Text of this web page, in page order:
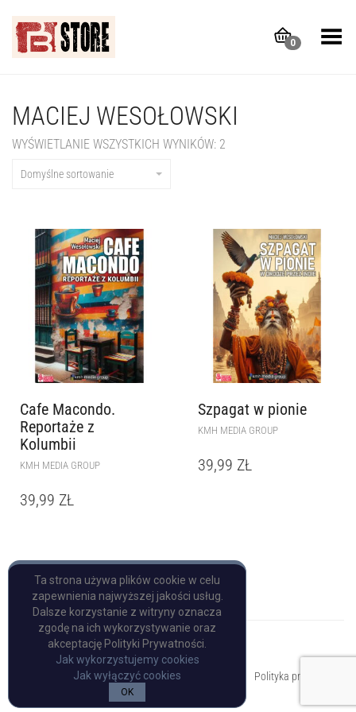
0
Toggle Menu
MACIEJ WESOŁOWSKI
WYŚWIETLANIE WSZYSTKICH WYNIKÓW: 2
Domyślne sortowanie
Cafe Macondo.
Reportaże z
Kolumbii
KMH MEDIA GROUP
39,99 ZŁ
Szpagat w pionie
KMH MEDIA GROUP
39,99 ZŁ
Copyright © Pulp Books
Polityka prywatności
Ta strona używa plików cookie w celu
zapewnienia najwyższej jakości usług.
Dalsze korzystanie z witryny oznacza
zgodę na ich wykorzystywanie oraz
akceptację Polityki Prywatności.
Jak wykorzystujemy cookies
Jak wyłączyć cookies
OK